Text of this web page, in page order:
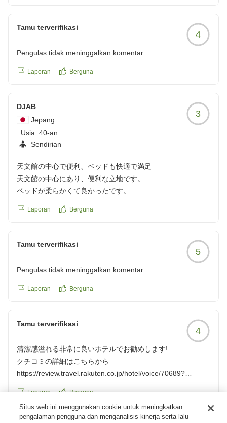
Tamu terverifikasi
4
Pengulas tidak meninggalkan komentar
Laporan Berguna
DJAB
Jepang
Usia: 40-an
Sendirian
3
天文館の中心で便利、ベッドも快適で満足
天文館の中心にあり、便利な立地です。
ベッドが柔らかくて良かったです。
クチコミの詳細はこちらから
Laporan Berguna
Tamu terverifikasi
5
Pengulas tidak meninggalkan komentar
Laporan Berguna
Tamu terverifikasi
4
清潔感溢れる非常に良いホテルでお勧めします!
クチコミの詳細はこちらから
https://review.travel.rakuten.co.jp/hotel/voice/70689?
Laporan Berguna
Situs web ini menggunakan cookie untuk meningkatkan
pengalaman pengguna dan menganalisis kinerja serta lalu